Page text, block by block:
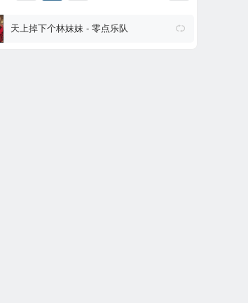
天上掉下个林妹妹 - 零点乐队